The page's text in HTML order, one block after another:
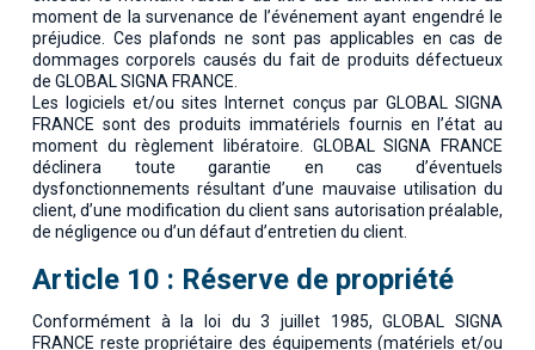
moment de la survenance de l’événement ayant engendré le
préjudice. Ces plafonds ne sont pas applicables en cas de
dommages corporels causés du fait de produits défectueux
de GLOBAL SIGNA FRANCE.
Les logiciels et/ou sites Internet conçus par GLOBAL SIGNA
FRANCE sont des produits immatériels fournis en l’état au
moment du règlement libératoire. GLOBAL SIGNA FRANCE
déclinera toute garantie en cas d’éventuels
dysfonctionnements résultant d’une mauvaise utilisation du
client, d’une modification du client sans autorisation préalable,
de négligence ou d’un défaut d’entretien du client.
Article 10 : Réserve de propriété
Conformément à la loi du 3 juillet 1985, GLOBAL SIGNA
FRANCE reste propriétaire des équipements (matériels et/ou